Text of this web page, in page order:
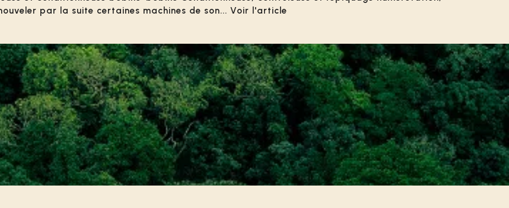
par la suite certaines machines de son... Voir l'article